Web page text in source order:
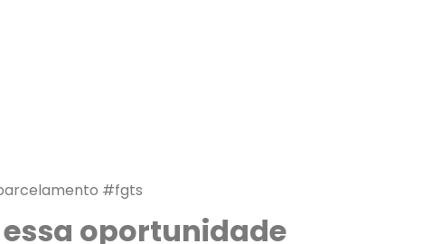
#fgts
oportunidade